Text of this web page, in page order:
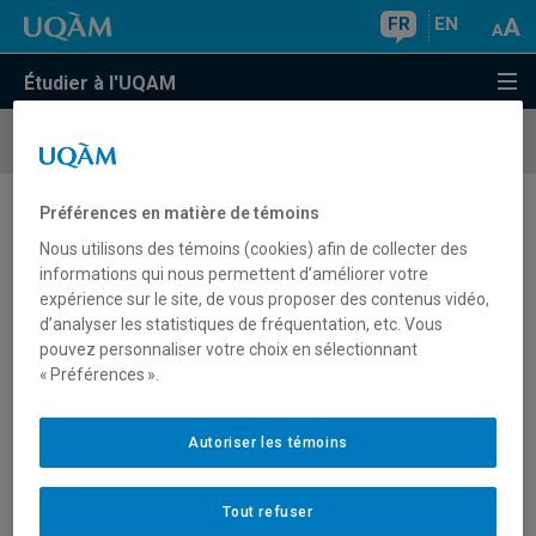
FR EN
Étudier à l'UQAM
Campus de
Campus de Longueuil
Préférences en matière de témoins
Nous utilisons des témoins (cookies) afin de collecter des
informations qui nous permettent d’améliorer votre
expérience sur le site, de vous proposer des contenus vidéo,
d’analyser les statistiques de fréquentation, etc. Vous
pouvez personnaliser votre choix en sélectionnant
« Préférences ».
Tout refuser
Autoriser les témoins